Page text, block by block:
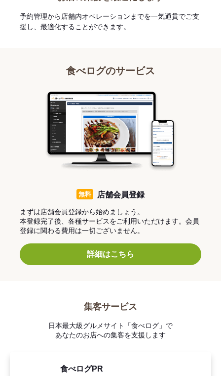
予約管理から店舗内オペレーションまでを一気通貫でご支
援し、最適化することができます。
食べログのサービス
無料 店舗会員登録
まずは店舗会員登録から始めましょう。
本登録完了後、各種サービスをご利用いただけます。会員
登録に関わる費用は一切ございません。
詳細はこちら
集客サービス
日本最大級グルメサイト「食べログ」で
あなたのお店への集客を支援します
食べログPR